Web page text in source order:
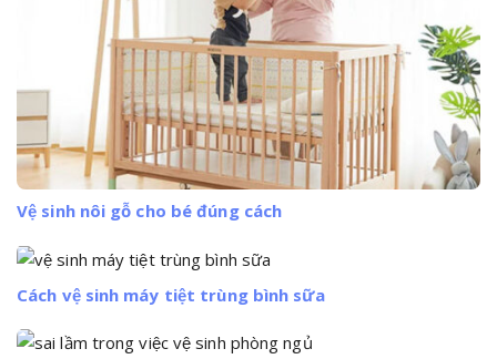
Vệ sinh nôi gỗ cho bé đúng cách
Cách vệ sinh máy tiệt trùng bình sữa